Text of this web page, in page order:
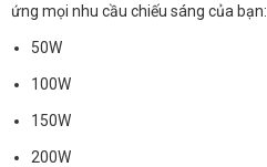
ứng mọi nhu cầu chiếu sáng của bạn:
50W
100W
150W
200W